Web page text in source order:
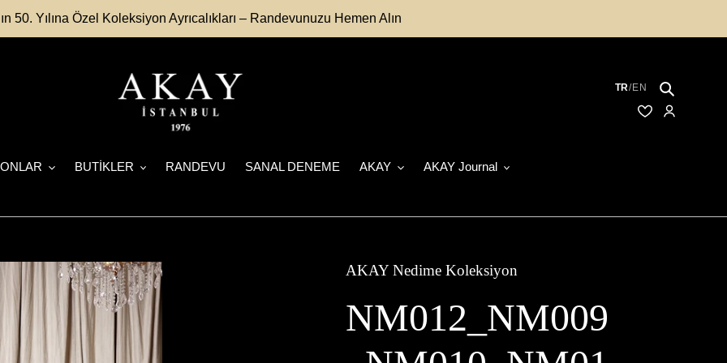
50. Yılına Özel Koleksiyon Ayrıcalıkları – Randevunuzu Hemen Alın
TR/EN
KayıtlıHesabım
BUTİKLER RANDEVU SANAL DENEME AKAY AKAY Journal
AKAY Nedime Koleksiyon
NM012_NM009